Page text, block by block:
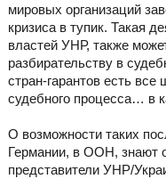
мировых организаций
кризиса в тупик. Такая
властей УНР, также
разбирательству в
стран-гарантов есть все
судебного процесса… в
О возможности таких
Германии, в ООН, знают
представители УНР/